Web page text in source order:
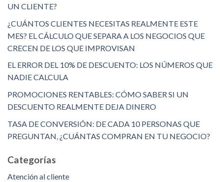
UN CLIENTE?
¿CUÁNTOS CLIENTES NECESITAS REALMENTE ESTE
MES? EL CÁLCULO QUE SEPARA A LOS NEGOCIOS QUE
CRECEN DE LOS QUE IMPROVISAN
EL ERROR DEL 10% DE DESCUENTO: LOS NÚMEROS QUE
NADIE CALCULA
PROMOCIONES RENTABLES: CÓMO SABER SI UN
DESCUENTO REALMENTE DEJA DINERO
TASA DE CONVERSIÓN: DE CADA 10 PERSONAS QUE
PREGUNTAN, ¿CUÁNTAS COMPRAN EN TU NEGOCIO?
Categorías
Atención al cliente